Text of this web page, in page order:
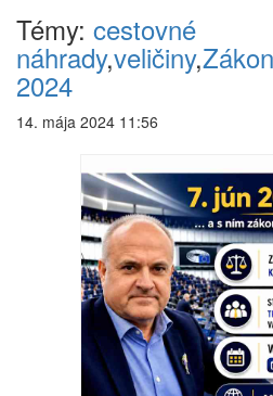
Témy: cestovné
náhrady,veličiny,
2024
14. mája 2024 11:56